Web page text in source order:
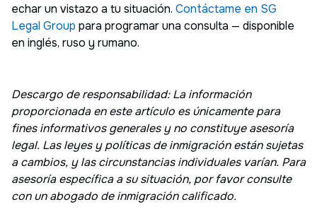
echar un vistazo a tu situación. Contáctame en SG
Legal Group para programar una consulta — disponible
en inglés, ruso y rumano.
Descargo de responsabilidad: La información
proporcionada en este artículo es únicamente para
fines informativos generales y no constituye asesoría
legal. Las leyes y políticas de inmigración están sujetas
a cambios, y las circunstancias individuales varían. Para
asesoría específica a su situación, por favor consulte
con un abogado de inmigración calificado.